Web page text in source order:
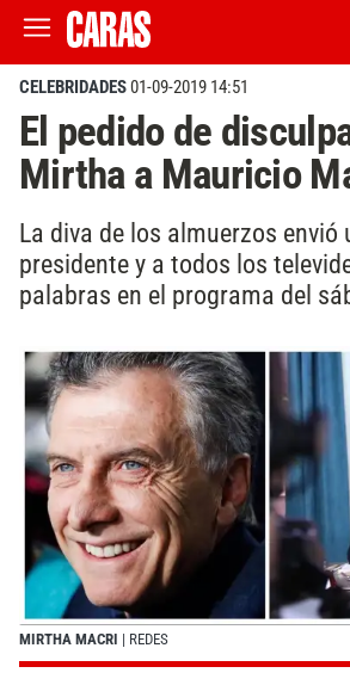
CELEBRIDADES01-09-2019 14:51
El pedido de
Mirtha a Mauricio
La diva de los almuerzos envió
presidente y a todos los
palabras en el programa del
MIRTHA MACRI | REDES